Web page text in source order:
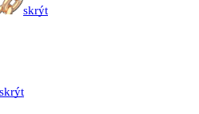
skrýt
skrýt